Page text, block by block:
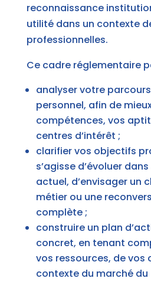
reconnaissance
utilité dans un contexte
professionnelles.
Ce cadre réglementaire
analyser votre
personnel, afin de
compétences, vos
centres d’intérêt ;
clarifier vos objectifs
s’agisse d’évoluer
actuel, d’envisager un
métier ou une
complète ;
construire un plan
concret, en tenant
vos ressources, de
contexte du marché du